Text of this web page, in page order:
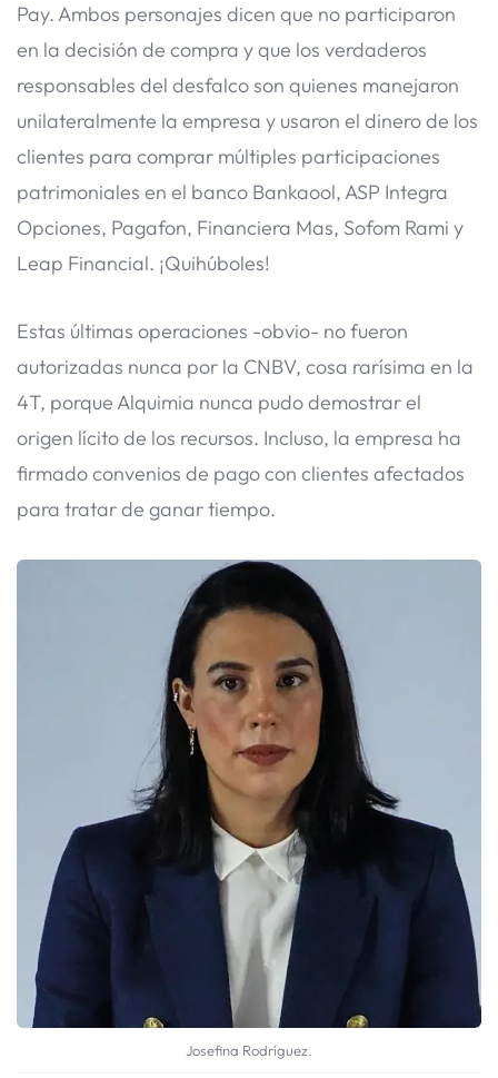
Pay. Ambos personajes dicen que no participaron
en la decisión de compra y que los verdaderos
responsables del desfalco son quienes manejaron
unilateralmente la empresa y usaron el dinero de los
clientes para comprar múltiples participaciones
patrimoniales en el banco Bankaool, ASP Integra
Opciones, Pagafon, Financiera Mas, Sofom Rami y
Leap Financial. ¡Quihúboles!
Estas últimas operaciones -obvio- no fueron
autorizadas nunca por la CNBV, cosa rarísima en la
4T, porque Alquimia nunca pudo demostrar el
origen lícito de los recursos. Incluso, la empresa ha
firmado convenios de pago con clientes afectados
para tratar de ganar tiempo.
Josefina Rodríguez.